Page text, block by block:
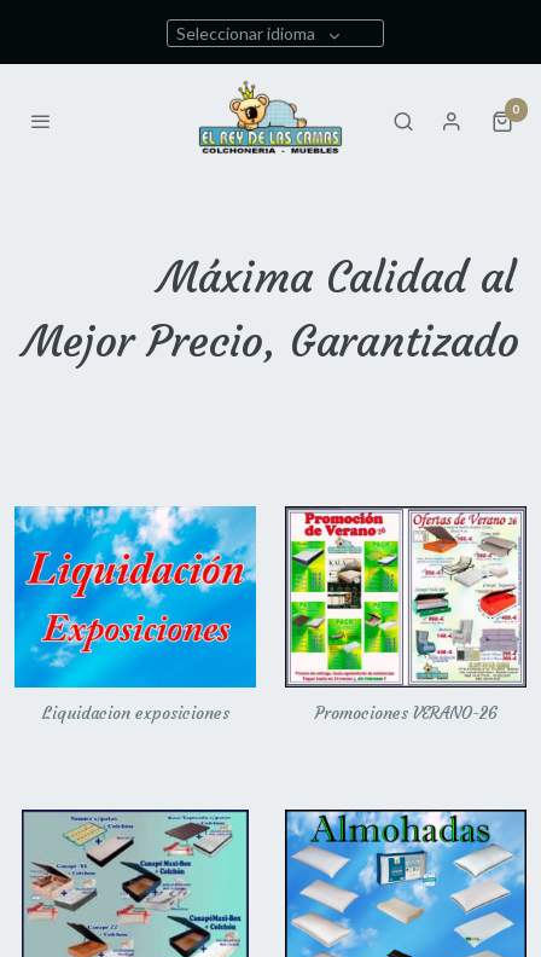
Seleccionar idioma
0
Máxima Calidad al
Mejor Precio, Garantizado
Liquidacion exposiciones Promociones VERANO-26